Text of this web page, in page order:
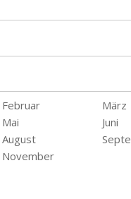
Februar
März
Mai
Juni
August
November